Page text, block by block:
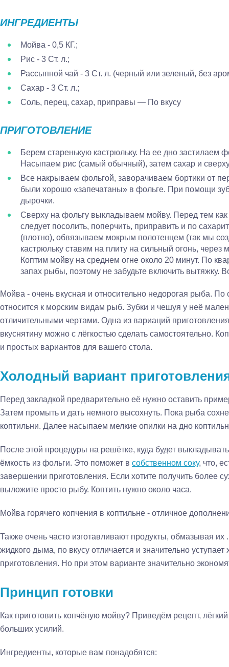
ИНГРЕДИЕНТЫ
Мойва - 0,5 КГ.;
Рис - 3 Ст. л.;
Рассыпной чай - 3 Ст. л. (черный или зеленый, без
Сахар - 3 Ст. л.;
Соль, перец, сахар, приправы — По вкусу
ПРИГОТОВЛЕНИЕ
Берем старенькую кастрюльку. На ее дно застилаем
Насыпаем рис (самый обычный), затем сахар и
Все накрываем фольгой, заворачиваем бортики от
были хорошо «запечатаны» в фольге. При помощи
дырочки.
Сверху на фольгу выкладываем мойву. Перед тем
следует посолить, поперчить, приправить и по
(плотно), обвязываем мокрым полотенцем (так мы
кастрюльку ставим на плиту на сильный огонь,
Коптим мойву на среднем огне около 20 минут. По
запах рыбы, поэтому не забудьте включить вытяжку.
Мойва - очень вкусная и относительно недорогая рыба.
относится к морским видам рыб. Зубки и чешуя у неё
отличительными чертами. Одна из вариаций
вкуснятину можно с лёгкостью сделать самостоятельно.
и простых вариантов для вашего стола.
Холодный вариант
Перед закладкой предварительно её нужно оставить
Затем промыть и дать немного высохнуть. Пока рыба
коптильни. Далее насыпаем мелкие опилки на дно
После этой процедуры на решётке, куда будет
ёмкость из фольги. Это поможет в собственном соку, что,
завершении приготовления. Если хотите получить более
выложите просто рыбу. Коптить нужно около часа.
Мойва горячего копчения в коптильне - отличное
Также очень часто изготавливают продукты, обмазывая
жидкого дыма, по вкусу отличается и значительно
приготовления. Но при этом варианте значительно
Принцип готовки
Как приготовить копчёную мойву? Приведём рецепт,
больших усилий.
Ингредиенты, которые вам понадобятся: